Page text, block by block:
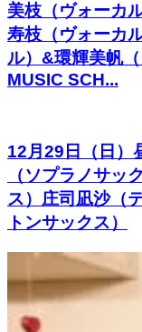
美枝（ヴォーカ
寿枝（ヴォーカ
ル）&環輝美帆
MUSIC SCH...
12月29日（日）
（ソプラノサッ
ス）庄司凪沙（
トンサックス）